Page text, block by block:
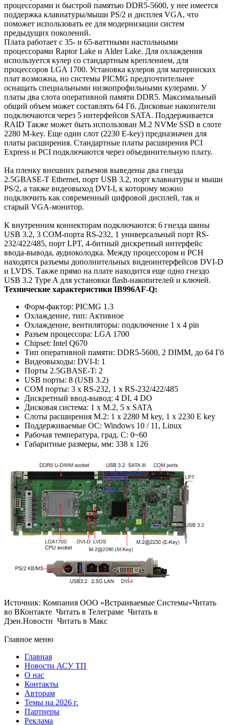
процессорами и быстрой памятью DDR5-5600, у нее имеется
поддержка клавиатуры/мыши PS/2 и дисплея VGA, что
поможет использовать ее для модернизации систем
предыдущих поколений.
Плата работает с 35- и 65-ваттными настольными
процессорами Raptor Lake и Alder Lake. Для охлаждения
используется кулер со стандартным креплением, для
процессоров LGA 1700. Установка кулеров для материнских
плат возможна, но системы PICMG предпочтительнее
оснащать специальными низкопрофильными кулерами. У
платы два слота оперативной памяти DDR5. Максимальный
общий объем может составлять 64 Гб. Дисковые накопители
подключаются через 5 интерфейсов SATA. Поддерживается
RAID Также может быть использован M.2 NVMe SSD в слоте
2280 M-key. Еще один слот (2230 E-key) предназначен для
платы расширения. Стандартные платы расширения PCI
Express и PCI подключаются через объединительную плату.
На пленку внешних разъемов выведены два гнезда
2.5GBASE-T Ethernet, порт USB 3.2, порт клавиатуры и мыши
PS/2, а также видеовыход DVI-I, к которому можно
подключить как современный цифровой дисплей, так и
старый VGA-монитор.
К внутренним коннекторам подключаются: 6 гнезда шины
USB 3.2, 3 COM-порта RS-232, 1 универсальный порт RS-
232/422/485, порт LPT, 4-битный дискретный интерфейс
ввода-вывода, аудиоколодка. Между процессором и PCH
находятся разъемы дополнительных видеоинтерфейсов DVI-D
и LVDS. Также прямо на плате находится еще одно гнездо
USB 3.2 Type A для установки flash-накопителей и ключей.
Технические характеристики IB996AF-Q:
Форм-фактор: PICMG 1.3
Охлаждение, тип: Активное
Охлаждение, вентиляторы: подключение 1 x 4 pin
Разъем процессора: LGA 1700
Chipset: Intel Q670
Тип оперативной памяти: DDR5-5600, 2 DIMM, до 64 Гб
Видеовыходы: DVI-I: 1
Порты 2.5GBASE-T: 2
USB порты: 8 (USB 3.2)
COM порты: 3 x RS-232, 1 x RS-232/422/485
Дискретный ввод-вывод: 4 DI, 4 DO
Дисковая система: 1 x M.2, 5 x SATA
Слоты расширения M.2: 1 x 2280 M key, 1 x 2230 E key
Поддерживаемые ОС: Windows 10 / 11, Linux
Рабочая температура, град. C: 0~60
Габаритные размеры, мм: 338 x 126
Источник: Компания ООО «Встраиваемые Системы»Читать
во ВКонтакте Читать в Телеграме Читать в
Дзен.Новости Читать в Макс
Главное меню
Главная
Новости АСУ ТП
О нас
Контакты
Авторам
Темы на 2026 г.
Партнеры
Реклама